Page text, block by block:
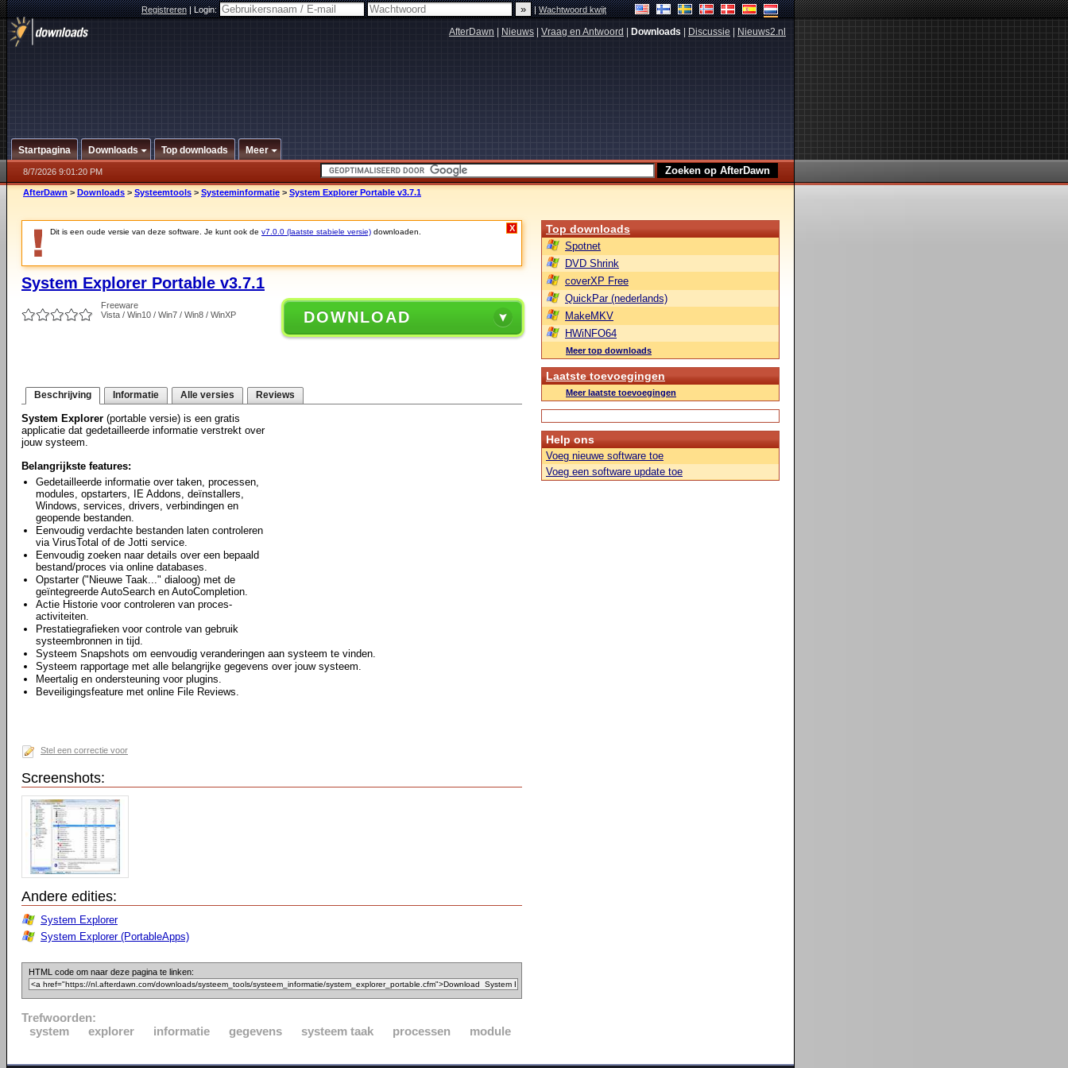
Registreren|Login: |Wachtwoord kwijt
AfterDawn Nieuws Vraag en Antwoord Downloads Discussie Nieuws2.nl
Startpagina Downloads Top downloads Meer
8/7/2026 9:01:20 PM
AfterDawn > Downloads > Systeemtools > Systeeminformatie > System Explorer Portable v3.7.1
Dit is een oude versie van deze software. Je kunt ook de v7.0.0 (laatste stabiele versie) downloaden. X
System Explorer Portable v3.7.1
Freeware
Vista / Win10 / Win7 / Win8 / WinXP
DOWNLOAD
Beschrijving Informatie Alle versies Reviews
System Explorer (portable versie) is een gratis
applicatie dat gedetailleerde informatie verstrekt over
jouw systeem.
Belangrijkste features:
Gedetailleerde informatie over taken, processen,
modules, opstarters, IE Addons, deïnstallers,
Windows, services, drivers, verbindingen en
geopende bestanden.
Eenvoudig verdachte bestanden laten controleren
via VirusTotal of de Jotti service.
Eenvoudig zoeken naar details over een bepaald
bestand/proces via online databases.
Opstarter ("Nieuwe Taak..." dialoog) met de
geïntegreerde AutoSearch en AutoCompletion.
Actie Historie voor controleren van proces-
activiteiten.
Prestatiegrafieken voor controle van gebruik
systeembronnen in tijd.
Systeem Snapshots om eenvoudig veranderingen aan systeem te vinden.
Systeem rapportage met alle belangrijke gegevens over jouw systeem.
Meertalig en ondersteuning voor plugins.
Beveiligingsfeature met online File Reviews.
Stel een correctie voor
Screenshots:
Andere edities:
System Explorer
System Explorer (PortableApps)
HTML code om naar deze pagina te linken:
Trefwoorden:
system
explorer informatie gegevens systeem taak processen module
Top downloads
Spotnet
DVD Shrink
coverXP Free
QuickPar (nederlands)
MakeMKV
HWiNFO64
Meer top downloads
Laatste toevoegingen
Meer laatste toevoegingen
Help ons
Voeg nieuwe software toe
Voeg een software update toe